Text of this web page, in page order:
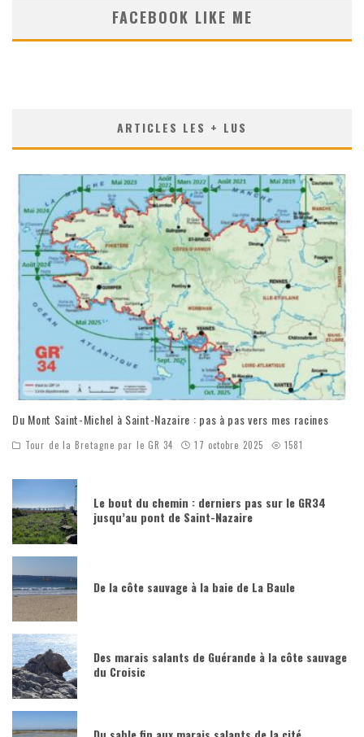
FACEBOOK LIKE ME
ARTICLES LES + LUS
Du Mont Saint-Michel à Saint-Nazaire : pas à pas vers mes racines
Tour de la Bretagne par le GR 34 17 octobre 2025 1581
Le bout du chemin : derniers pas sur le GR34
jusqu’au pont de Saint-Nazaire
De la côte sauvage à la baie de La Baule
Des marais salants de Guérande à la côte sauvage
du Croisic